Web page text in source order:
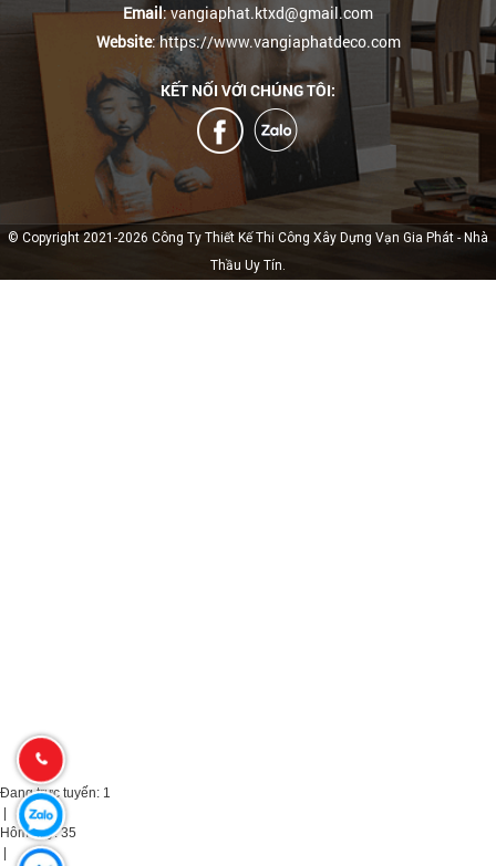
Email: vangiaphat.ktxd@gmail.com
Website: https://www.vangiaphatdeco.com
KẾT NỐI VỚI CHÚNG TÔI:
© Copyright 2021-2026 Công Ty Thiết Kế Thi Công Xây Dựng Vạn Gia Phát - Nhà
Thầu Uy Tín.
Đang trực tuyến: 1
|
Hôm nay:35
|